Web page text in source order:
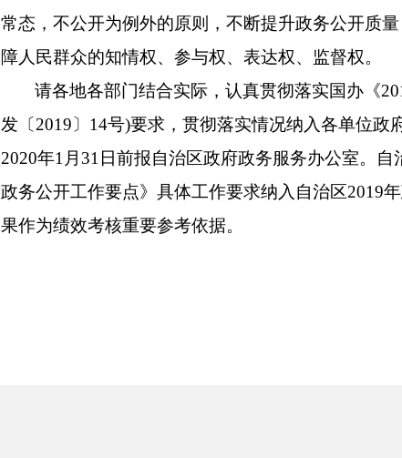
常态，不公开为例外的原则，不断提升政务公开质
障人民群众的知情权、参与权、表达权、监督权。
请各地各部门结合实际，认真贯彻落实国办《
发〔2019〕14号)要求，贯彻落实情况纳入各单位政
2020年1月31日前报自治区政府政务服务办公室。
政务公开工作要点》具体工作要求纳入自治区2019
果作为绩效考核重要参考依据。